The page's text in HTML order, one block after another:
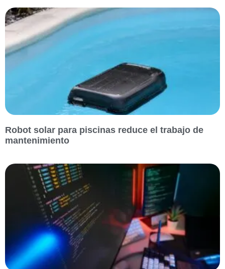
Robot solar para piscinas reduce el trabajo de
mantenimiento